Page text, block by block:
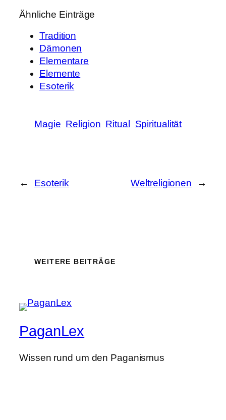
Ähnliche Einträge
Tradition
Dämonen
Elementare
Elemente
Esoterik
Magie Religion Ritual Spiritualität
← Esoterik Weltreligionen →
WEITERE BEITRÄGE
PaganLex
Wissen rund um den Paganismus